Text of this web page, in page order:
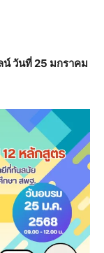
น์ วันที่ 25 มกราคม